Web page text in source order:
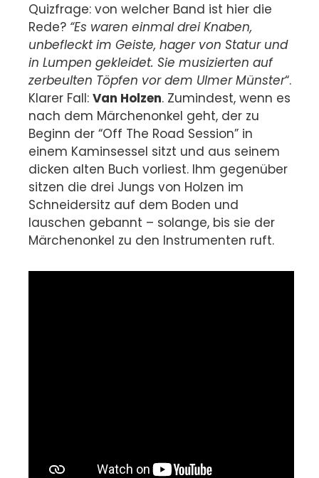
Quizfrage: von welcher Band ist hier die
Rede? “Es waren einmal drei Knaben,
unbefleckt im Geiste, hager von Statur und
in Lumpen gekleidet. Sie musizierten auf
zerbeulten Töpfen vor dem Ulmer Münster“.
Klarer Fall: Van Holzen. Zumindest, wenn es
nach dem Märchenonkel geht, der zu
Beginn der “Off The Road Session” in
einem Kaminsessel sitzt und aus seinem
dicken alten Buch vorliest. Ihm gegenüber
sitzen die drei Jungs von Holzen im
Schneidersitz auf dem Boden und
lauschen gebannt – solange, bis sie der
Märchenonkel zu den Instrumenten ruft.